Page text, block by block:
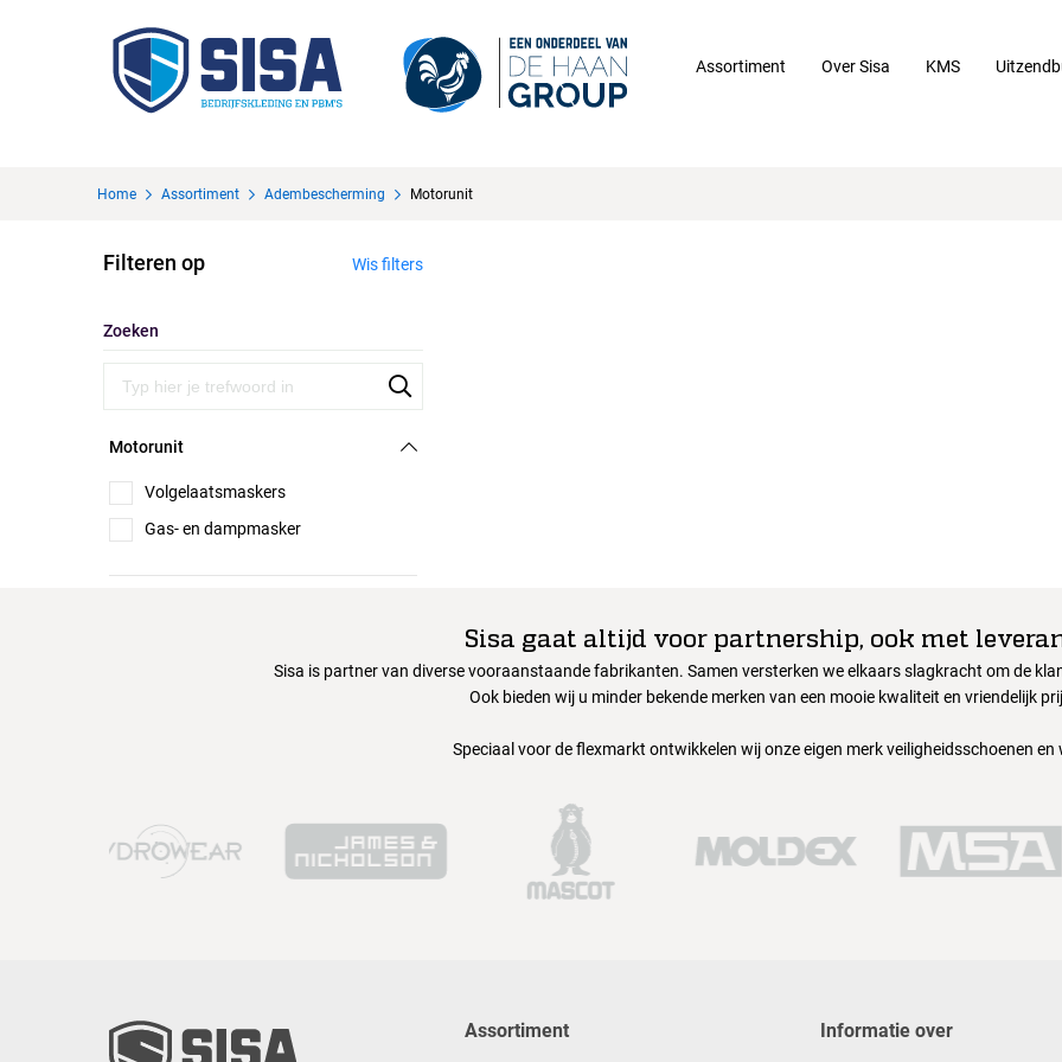
Assortiment Over Sisa KMS
Home Assortiment Adembescherming Motorunit
Filteren op Wis filters
Zoeken
Motorunit
Volgelaatsmaskers
Gas- en dampmasker
Sisa gaat altijd voor partnership, ook met
Sisa is partner van diverse vooraanstaande fabrikanten. Samen versterken we elkaars slagkracht om de
Ook bieden wij u minder bekende merken van een mooie kwaliteit en vriendelijk
Speciaal voor de flexmarkt ontwikkelen wij onze eigen merk veiligheidsschoenen en
Assortiment Informatie over